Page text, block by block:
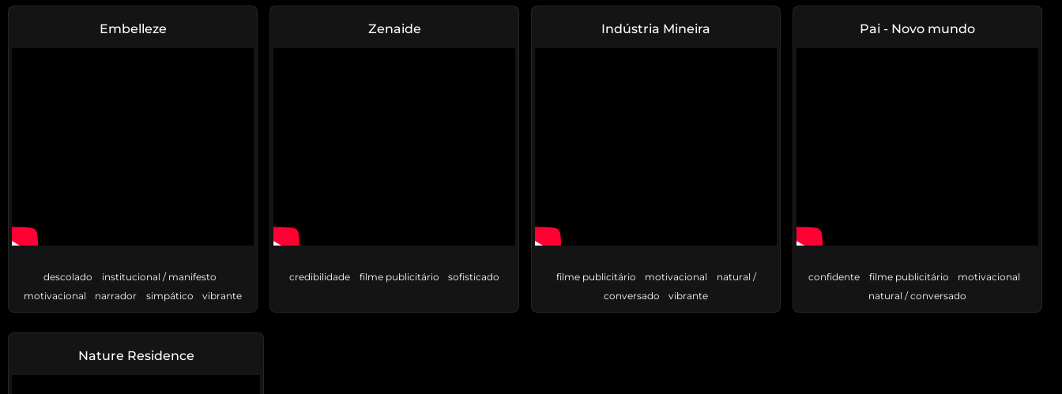
Embelleze
descolado
institucional / manifesto
motivacional
narrador simpático vibrante
Zenaide
credibilidade filme publicitário sofisticado
Indústria Mineira
filme publicitário motivacional
natural /
conversado
vibrante
Pai - Novo mundo
confidente filme publicitário
motivacional
natural / conversado
Nature Residence